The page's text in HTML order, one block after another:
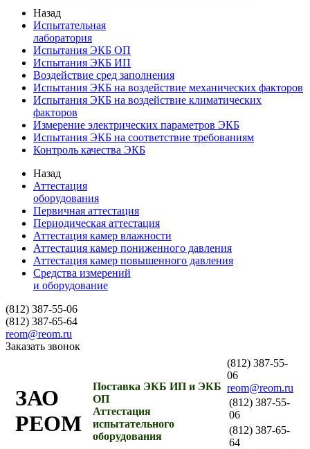
Назад
Испытательная
лаборатория
Испытания ЭКБ ОП
Испытания ЭКБ ИП
Воздействие сред заполнения
Испытания ЭКБ на воздействие механических факторов
Испытания ЭКБ на воздействие климатических
факторов
Измерение электрических параметров ЭКБ
Испытания ЭКБ на соответствие требованиям
Контроль качества ЭКБ
Назад
Аттестация
оборудования
Первичная аттестация
Периодическая аттестация
Аттестация камер влажности
Аттестация камер пониженного давления
Аттестация камер повышенного давления
Средства измерений
и оборудование
(812) 387-55-06
(812) 387-65-64
reom@reom.ru
Заказать звонок
ЗАО
РЕОМ
Поставка ЭКБ ИП и ЭКБ
ОП
Аттестация
испытательного
оборудования
(812) 387-55-
06
reom@reom.ru
(812) 387-55-
06
(812) 387-65-
64